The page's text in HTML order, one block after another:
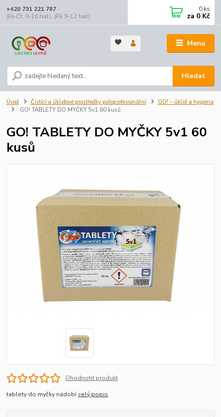
Menu
Hledat
+420 731 221 787
(Po-Čt, 9-16 hod.), (Pá 9-12 hod.)
0 ks
za 0 Kč
Úvod Čisticí a úklidové prostředky poloprofesionální
GO! – úklid a hygiena
GO! TABLETY DO MYČKY 5v1 60 kusů
GO! TABLETY DO MYČKY 5v1 60
kusů
Ohodnotit produkt
tablety do myčky nádobícelý popis